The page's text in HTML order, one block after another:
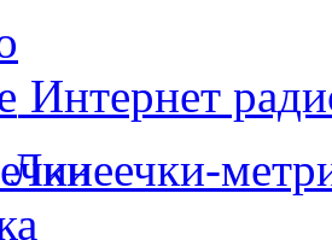
Интернет
Линеечки-